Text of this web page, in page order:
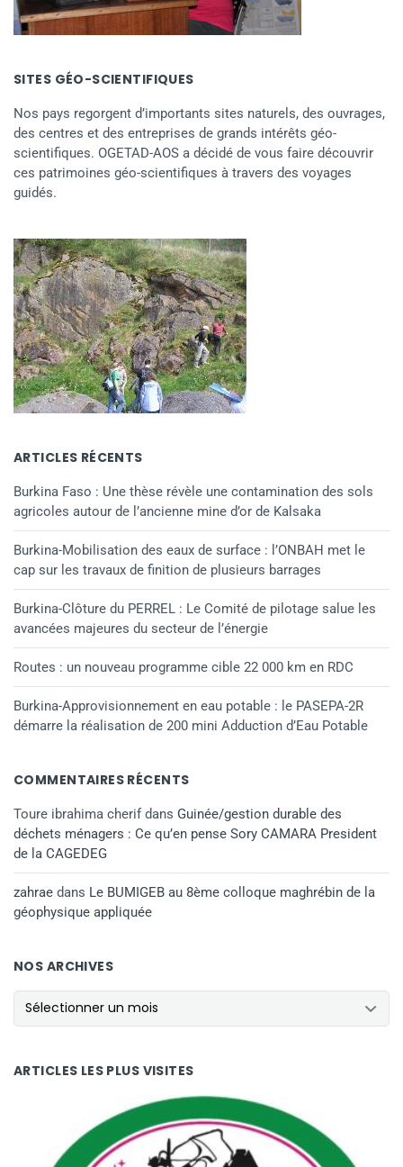
SITES GÉO-SCIENTIFIQUES
Nos pays regorgent d’importants sites naturels, des ouvrages,
des centres et des entreprises de grands intérêts géo-
scientifiques. OGETAD-AOS a décidé de vous faire découvrir
ces patrimoines géo-scientifiques à travers des voyages
guidés.
ARTICLES RÉCENTS
Burkina Faso : Une thèse révèle une contamination des sols
agricoles autour de l’ancienne mine d’or de Kalsaka
Burkina-Mobilisation des eaux de surface : l’ONBAH met le
cap sur les travaux de finition de plusieurs barrages
Burkina-Clôture du PERREL : Le Comité de pilotage salue les
avancées majeures du secteur de l’énergie
Routes : un nouveau programme cible 22 000 km en RDC
Burkina-Approvisionnement en eau potable : le PASEPA-2R
démarre la réalisation de 200 mini Adduction d’Eau Potable
COMMENTAIRES RÉCENTS
Toure ibrahima cherifdans Guinée/gestion durable des
déchets ménagers : Ce qu’en pense Sory CAMARA President
de la CAGEDEG
zahrae dans Le BUMIGEB au 8ème colloque maghrébin de la
géophysique appliquée
NOS ARCHIVES
NOS ARCHIVES
ARTICLES LES PLUS VISITES